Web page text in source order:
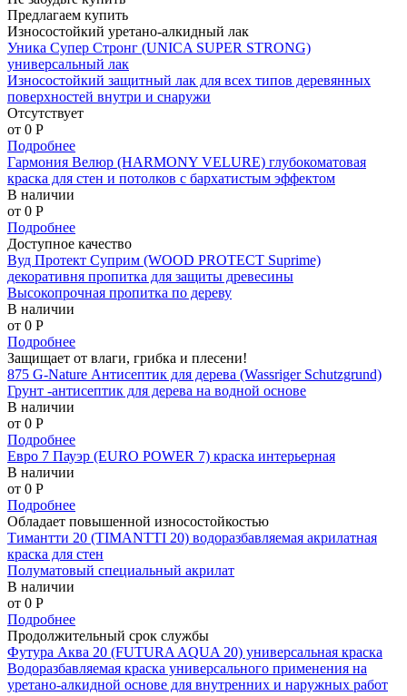
Предлагаем купить
Износостойкий уретано-алкидный лак
Уника Супер Стронг (UNICA SUPER STRONG)
универсальный лак
Износостойкий защитный лак для всех типов деревянных
поверхностей внутри и снаружи
Отсутствует
от 0 P
Подробнее
Гармония Велюр (HARMONY VELURE) глубокоматовая
краска для стен и потолков с бархатистым эффектом
В наличии
от 0 P
Подробнее
Доступное качество
Вуд Протект Суприм (WOOD PROTECT Suprime)
декоративня пропитка для защиты древесины
Высокопрочная пропитка по дереву
В наличии
от 0 P
Подробнее
Защищает от влаги, грибка и плесени!
875 G-Nature Антисептик для дерева (Wassriger Schutzgrund)
Грунт -антисептик для дерева на водной основе
В наличии
от 0 P
Подробнее
Евро 7 Пауэр (EURO POWER 7) краска интерьерная
В наличии
от 0 P
Подробнее
Обладает повышенной износостойкостью
Тимантти 20 (TIMANTTI 20) водоразбавляемая акрилатная
краска для стен
Полуматовый специальный акрилат
В наличии
от 0 P
Подробнее
Продолжительный срок службы
Футура Аква 20 (FUTURA AQUA 20) универсальная краска
Водоразбавляемая краска универсального применения на
уретано-алкидной основе для внутренних и наружных работ